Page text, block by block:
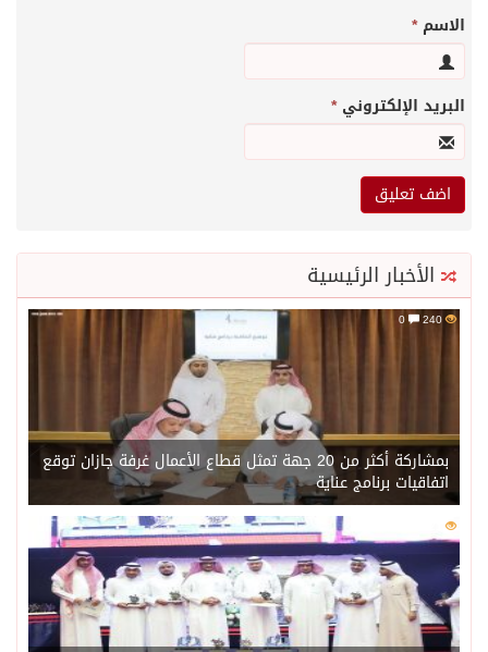
الاسم*
البريد الإلكتروني*
الأخبار الرئيسية
240
بمشاركة أكثر من 20 جهة تمثل قطاع الأعمال غرفة جازان توقع
اتفاقيات برنامج عناية
221